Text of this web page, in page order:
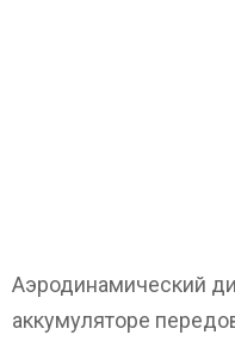
Аэродинамический
аккумуляторе